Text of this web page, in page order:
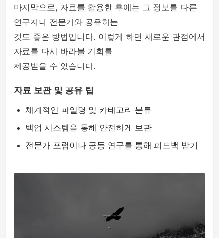
마지막으로, 자료를 활용한 후에는 그 정보를 다른
연구자나 전문가와 공유하는
것도 좋은 방법입니다. 이렇게 하면 새로운 관점에서
자료를 다시 바라볼 기회를
제공받을 수 있습니다.
자료 보관 및 공유 팁
체계적인 파일명 및 카테고리 분류
백업 시스템을 통해 안전하게 보관
전문가 포럼이나 공동 연구를 통해 피드백 받기